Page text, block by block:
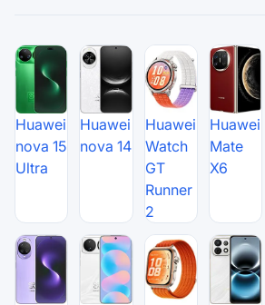
Huawei
nova 15
Ultra
Huawei
nova 14
Huawei
Watch
GT
Runner
2
Huawei
Mate
X6